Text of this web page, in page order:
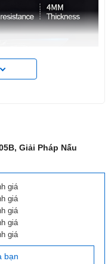
, cho phép bạn chế
Giải Pháp Nấu
giá
giá
giá
giá
giá
bạn